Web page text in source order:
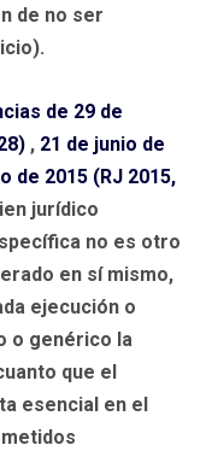
de no ser
de 29 de
, 21 de junio de
de 2015 (RJ 2015,
jurídico
no es otro
en sí mismo,
ejecución o
o genérico la
que el
esencial en el